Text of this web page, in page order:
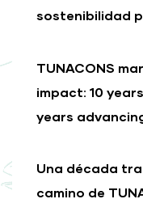
sostenibilidad
TUNACONS
impact: 10
years
Una década
camino de